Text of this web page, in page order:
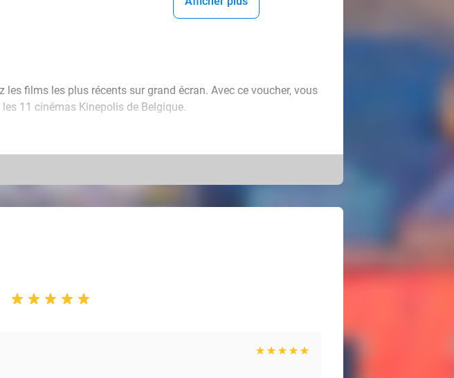
les films les plus récents sur grand écran. Avec ce voucher, vous
11 cinémas Kinepolis de Belgique.
avec vos ami(e)s et regardez les derniers films. Le cinéma
petits et les grands. Venez en faire l'expérience chez Kinepolis !